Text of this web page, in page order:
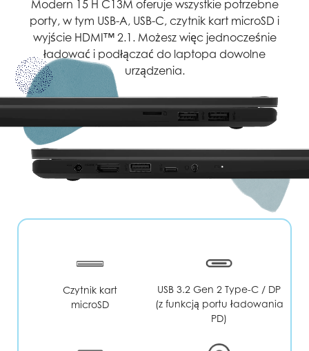
Modern 15 H C13M oferuje wszystkie potrzebne
porty, w tym USB-A, USB-C, czytnik kart microSD i
wyjście HDMI™ 2.1. Możesz więc jednocześnie
ładować i podłączać do laptopa dowolne
urządzenia.
Czytnik kart
microSD
USB 3.2 Gen 2 Type-C / DP
(z funkcją portu ładowania
PD)